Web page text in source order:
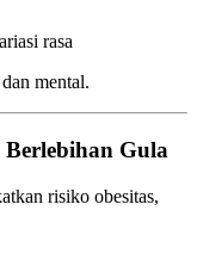
rasa
mental.
Gula
risiko obesitas,